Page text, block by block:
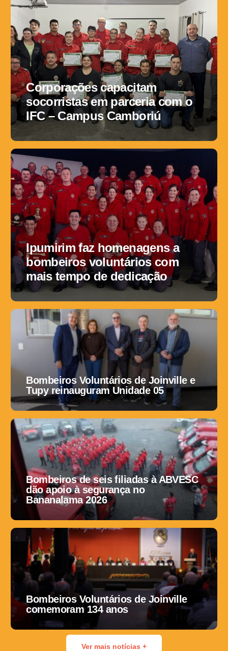
Corporações capacitam
socorristas em parceria com o
IFC – Campus Camboriú
Ipumirim faz homenagens a
bombeiros voluntários com
mais tempo de dedicação
Bombeiros Voluntários de Joinville e
Tupy reinauguram Unidade 05
Bombeiros de seis filiadas à ABVESC
dão apoio à segurança no
Bananalama 2026
Bombeiros Voluntários de Joinville
comemoram 134 anos
Ver mais notícias +